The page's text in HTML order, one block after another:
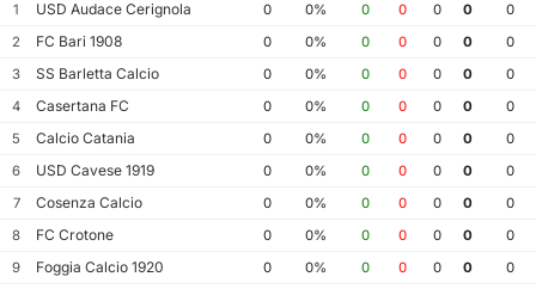
1 USD Audace Cerignola 0 0% 0 0 0 0
0
2
FC Bari 1908 0 0% 0 0 0 0
0
3
SS Barletta Calcio 0 0% 0 0 0 0
0
4
Casertana FC 0 0% 0 0 0 0
0
5
Calcio Catania 0 0% 0 0 0 0
0
6
USD Cavese 1919 0 0% 0 0 0 0
0
7
Cosenza Calcio 0 0% 0 0 0 0
0
8
FC Crotone 0 0% 0 0 0 0
0
9
Foggia Calcio 1920 0 0% 0 0 0 0
0